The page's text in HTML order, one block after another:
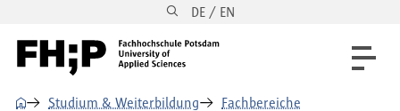
Direkt zur Hauptnavigation DE / EN
⌂ Studium & Weiterbildung
Fachbereiche